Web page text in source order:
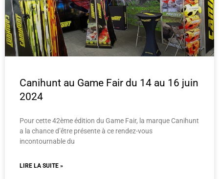
Canihunt au Game Fair du 14 au 16 juin
2024
Pour cette 42ème édition du Game Fair, la marque Canihunt
a la chance d’être présente à ce rendez-vous
incontournable du
LIRE LA SUITE »